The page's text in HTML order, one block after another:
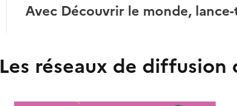
Avec Découvrir le monde,
Les réseaux de diffusion